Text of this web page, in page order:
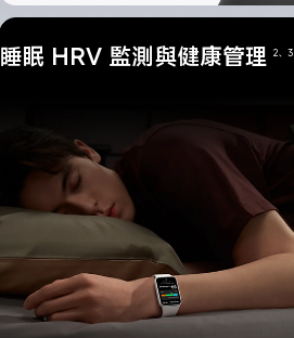
睡眠 HRV 監測與健康管理 2、3